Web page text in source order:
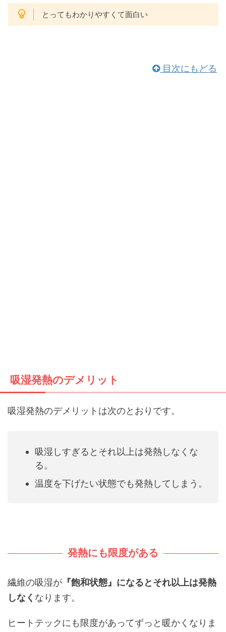
とってもわかりやすくて面白い
目次にもどる
吸湿発熱のデメリット
吸湿発熱のデメリットは次のとおりです。
吸湿しすぎるとそれ以上は発熱しなくな
る。
温度を下げたい状態でも発熱してしまう。
発熱にも限度がある
繊維の吸湿が 『飽和状態』になるとそれ以上は発熱
しなく なります。
ヒートテックにも限度があってずっと暖かくなりま